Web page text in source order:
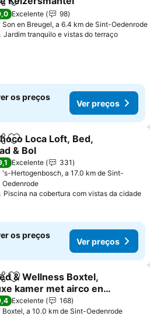
Adicionar aos favoritos
Excelente
98
Son en Breugel, a 6.4 km de Sint-Oedenrode
Jardim tranquilo e vistas do terraço
os preços
Ver preços
Adicionar aos favoritos
Loca Loft, Bed,
& Bol
Excelente
331
's-Hertogenbosch, a 17.0 km de Sint-
Oedenrode
Piscina na cobertura com vistas da cidade
os preços
Ver preços
Adicionar aos favoritos
& Wellness Boxtel,
kamer met airco en
badkamer, ligbad
Excelente
168
Boxtel, a 10.0 km de Sint-Oedenrode